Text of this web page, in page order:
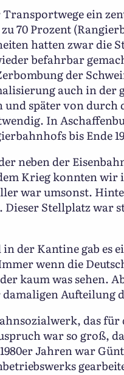
ein
70 Prozent
hatten zwar die
befahrbar
der
auch in der
später von
In
bis Ende
neben der
Krieg konnten wir
war umsonst.
Stellplatz war
der Kantine gab es
wenn die
kaum was sehen.
damaligen Aufteilung
das
war so groß,
Jahren war